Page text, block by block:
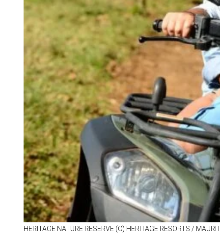
HE­RI­TAGE NA­TURE RE­SERVE (C) HE­RI­TAGE RE­SORTS /​